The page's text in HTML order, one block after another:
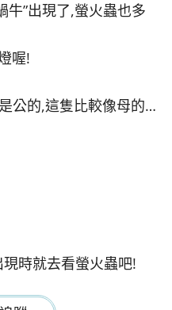
牛”出現了,螢火蟲也多
喔!
公的,這隻比較像母的…
時就去看螢火蟲吧!